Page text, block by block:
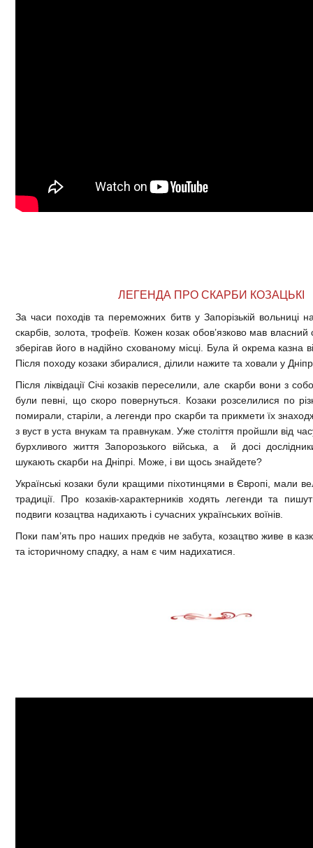
ЛЕГЕНДА ПРО СКАРБИ КОЗАЦЬКІ
За часи походів та переможних битв у Запорізькій вольниці
скарбів, золота, трофеїв. Кожен козак обов’язково мав власний
зберігав його в надійно схованому місці. Була й окрема казна
Після походу козаки збиралися, ділили нажите та ховали у
Після ліквідації Січі козаків переселили, але скарби вони з
були певні, що скоро повернуться. Козаки розселилися по
помирали, старіли, а легенди про скарби та прикмети їх
з вуст в уста внукам та правнукам. Уже століття пройшли від
бурхливого життя Запорозького війська, а й досі
шукають скарби на Дніпрі. Може, і ви щось знайдете?
Українські козаки були кращими піхотинцями в Європі, мали
традиції. Про козаків-характерників ходять легенди та
подвиги козацтва надихають і сучасних українських воїнів.
Поки пам’ять про наших предків не забута, козацтво живе в
та історичному спадку, а нам є чим надихатися.